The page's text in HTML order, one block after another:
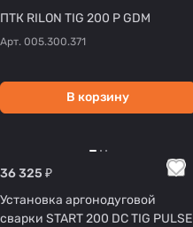
ПТК RILON TIG 200 P GDM
Арт. 005.300.371
В корзину
36 325 ₽
Установка аргонодуговой
сварки START 200 DC TIG PULSE